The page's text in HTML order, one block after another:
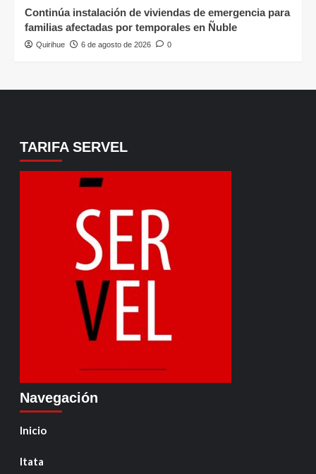
Continúa instalación de viviendas de emergencia para
familias afectadas por temporales en Ñuble
Quirihue 6 de agosto de 2026 0
TARIFA SERVEL
Navegación
Inicio
Itata